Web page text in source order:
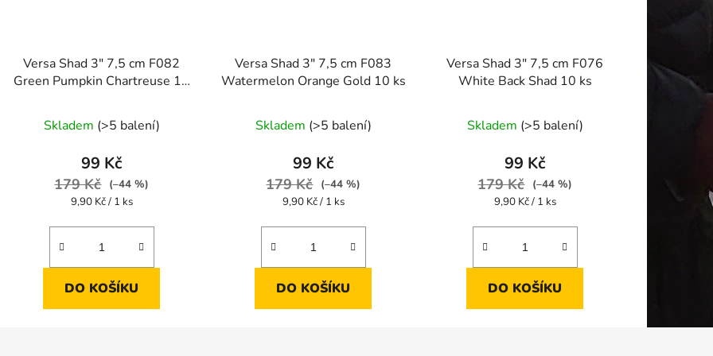
Versa Shad 3" 7,5 cm F082
Green Pumpkin Chartreuse 10
hodnocení
produktu
je
4,0
5
Skladem (>5 balení)
99 Kč
179 Kč (–44 %)
Měrná
9,90 Kč / 1 ks
DO KOŠÍKU
Versa Shad 3" 7,5 cm F083
Watermelon Orange Gold 10 ks
Skladem (>5 balení)
99 Kč
179 Kč (–44 %)
Měrná
9,90 Kč / 1 ks
DO KOŠÍKU
Versa Shad 3" 7,5 cm F076
White Back Shad 10 ks
Skladem (>5 balení)
99 Kč
179 Kč (–44 %)
Měrná
9,90 Kč / 1 ks
DO KOŠÍKU